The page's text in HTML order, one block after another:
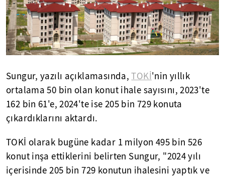
Sungur, yazılı açıklamasında,TOKİ'nin yıllık
ortalama 50 bin olan konut ihale sayısını, 2023'te
162 bin 61'e, 2024'te ise 205 bin 729 konuta
çıkardıklarını aktardı.
TOKİ olarak bugüne kadar 1 milyon 495 bin 526
konut inşa ettiklerini belirten Sungur, "2024 yılı
içerisinde 205 bin 729 konutun ihalesini yaptık ve